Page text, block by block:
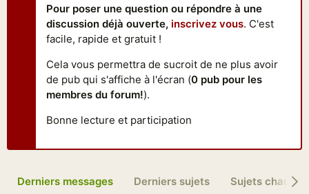
Pour poser une question ou répondre à une
discussion déjà ouverte, inscrivez vous. C'est
facile, rapide et gratuit !
Cela vous permettra de sucroit de ne plus avoir
de pub qui s'affiche à l'écran (0 pub pour les
membres du forum!).
Bonne lecture et participation
Derniers messages Derniers sujets Sujets chauds